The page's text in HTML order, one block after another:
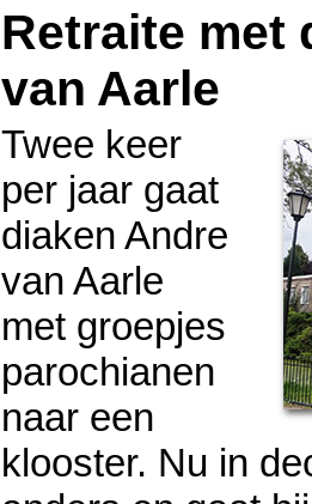
Retraite met
van Aarle
Twee keer
per jaar gaat
diaken Andre
van Aarle
met groepjes
parochianen
naar een
klooster. Nu in